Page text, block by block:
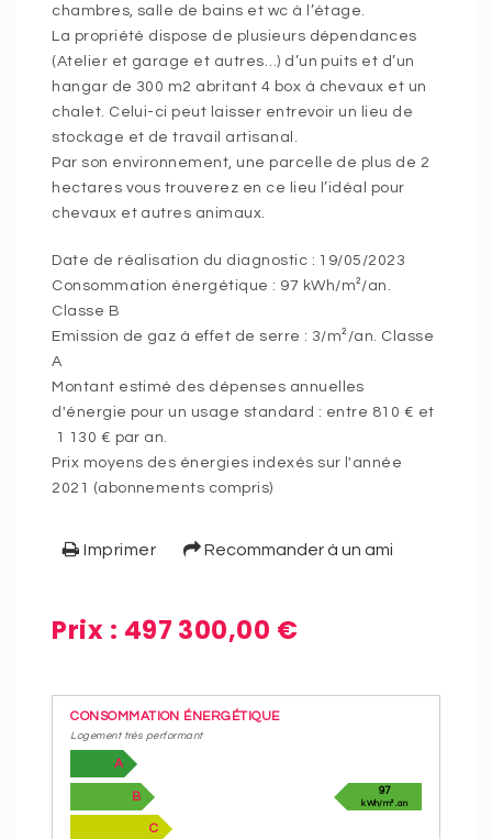
chambres, salle de bains et wc à l’étage.
La propriété dispose de plusieurs dépendances
(Atelier et garage et autres…) d’un puits et d’un
hangar de 300 m2 abritant 4 box à chevaux et un
chalet. Celui-ci peut laisser entrevoir un lieu de
stockage et de travail artisanal.
Par son environnement, une parcelle de plus de 2
hectares vous trouverez en ce lieu l’idéal pour
chevaux et autres animaux.
Date de réalisation du diagnostic : 19/05/2023
Consommation énergétique : 97 kWh/m²/an.
Classe B
Emission de gaz à effet de serre : 3/m²/an. Classe
A
Montant estimé des dépenses annuelles
d'énergie pour un usage standard : entre 810 € et
1 130 € par an.
Prix moyens des énergies indexés sur l'année
2021 (abonnements compris)
Imprimer Recommander à un ami
Prix : 497 300,00 €
CONSOMMATION ÉNERGÉTIQUE
Logement très performant
A
B 97
kWh/m².an
C